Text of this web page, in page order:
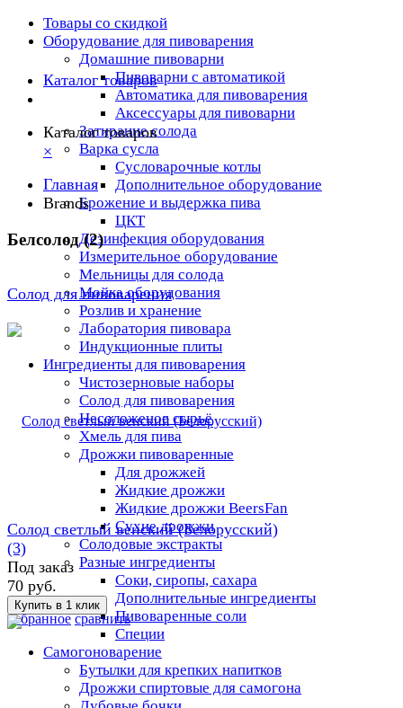
Товары со скидкой
Оборудование для пивоварения
Домашние пивоварни
Пивоварни с автоматикой
Автоматика для пивоварения
Аксессуары для пивоварни
Затирание солода
Варка сусла
Cусловарочные котлы
Дополнительное оборудование
Брожение и выдержка пива
ЦКТ
Дезинфекция оборудования
Измерительное оборудование
Мельницы для солода
Мойка оборудования
Розлив и хранение
Лаборатория пивовара
Индукционные плиты
Ингредиенты для пивоварения
Чистозерновые наборы
Солод для пивоварения
Несоложеное сырьё
Хмель для пива
Дрожжи пивоваренные
Для дрожжей
Жидкие дрожжи
Жидкие дрожжи BeersFan
Сухие дрожжи
Солодовые экстракты
Разные ингредиенты
Соки, сиропы, сахара
Дополнительные ингредиенты
Пивоваренные соли
Специи
Самогоноварение
Бутылки для крепких напитков
Дрожжи спиртовые для самогона
Каталог товаров
Каталог товаров
×
Главная
Brands
Белсолод (2)
Солод для пивоварения
избранное сравнить
Солод светлый венский (Белорусский)
(3)
Под заказ
70 руб.